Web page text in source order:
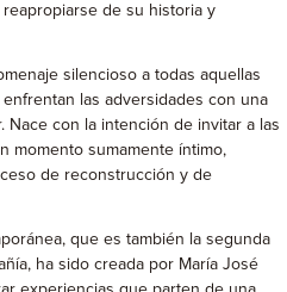
reapropiarse de su historia y
silencioso a todas aquellas
las adversidades con una
Nace con la intención de invitar a las
momento sumamente íntimo,
de reconstrucción y de
que es también la segunda
ha sido creada por María José